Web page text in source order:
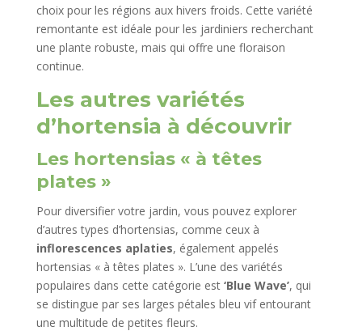
choix pour les régions aux hivers froids. Cette variété
remontante est idéale pour les jardiniers recherchant
une plante robuste, mais qui offre une floraison
continue.
Les autres variétés
d’hortensia à découvrir
Les hortensias « à têtes
plates »
Pour diversifier votre jardin, vous pouvez explorer
d’autres types d’hortensias, comme ceux à
inflorescences aplaties, également appelés
hortensias « à têtes plates ». L’une des variétés
populaires dans cette catégorie est ‘Blue Wave’, qui
se distingue par ses larges pétales bleu vif entourant
une multitude de petites fleurs.